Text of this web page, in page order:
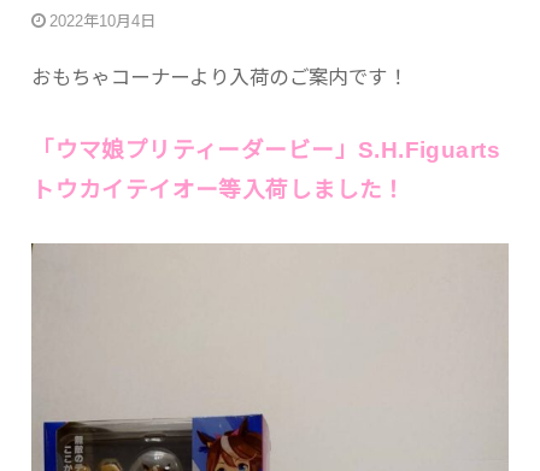
2022年10月4日
おもちゃコーナーより入荷のご案内です！
「ウマ娘プリティーダービー」S.H.Figuarts
トウカイテイオー等入荷しました！